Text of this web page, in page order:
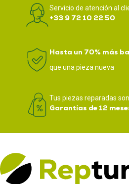
Servicio de atención al
+33 9 72 10 22 50
Hasta un 70% más
que una pieza nueva
Tus piezas reparadas son
Garantías de 12